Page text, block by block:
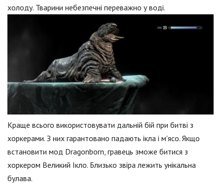
холоду. Тварини небезпечні переважно у воді.
Краще всього використовувати дальній бій при битві з
хоркерами. З них гарантовано падають ікла і м'ясо. Якщо
встановити мод Dragonborn, гравець зможе битися з
хоркером Великий Ікло. Близько звіра лежить унікальна
булава.